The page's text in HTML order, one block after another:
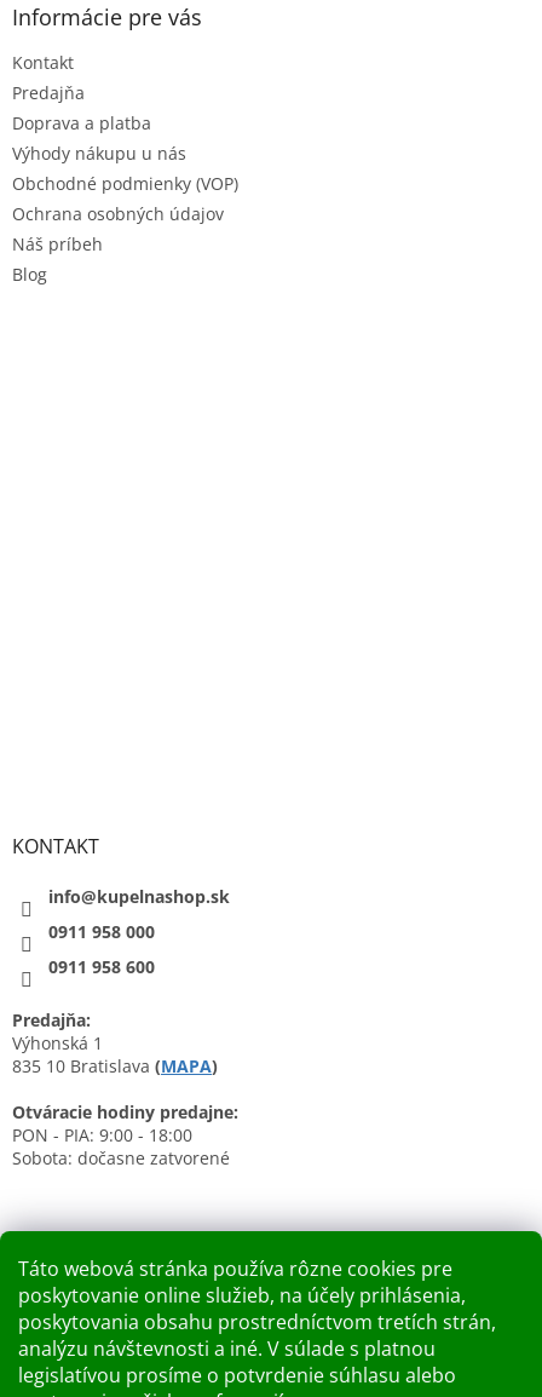
Táto webová stránka používa rôzne cookies pre
poskytovanie online služieb, na účely prihlásenia,
poskytovania obsahu prostredníctvom tretích strán,
analýzu návštevnosti a iné. V súlade s platnou
legislatívou prosíme o potvrdenie súhlasu alebo
Informácie pre vás
Kontakt
Predajňa
Doprava a platba
Výhody nákupu u nás
Obchodné podmienky (VOP)
Ochrana osobných údajov
Náš príbeh
Blog
KONTAKT
info@kupelnashop.sk
0911 958 000
0911 958 600
Predajňa:
Výhonská 1
835 10 Bratislava (MAPA)
Otváracie hodiny predajne:
PON - PIA: 9:00 - 18:00
Sobota: dočasne zatvorené
Nákupný košík
0KS / 0 €